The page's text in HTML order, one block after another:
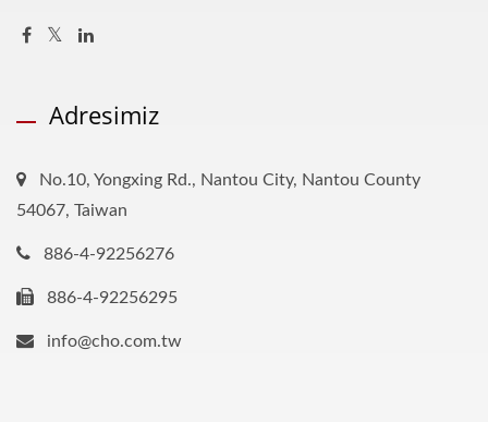
Adresimiz
No.10, Yongxing Rd., Nantou City, Nantou County
54067, Taiwan
886-4-92256276
886-4-92256295
info@cho.com.tw